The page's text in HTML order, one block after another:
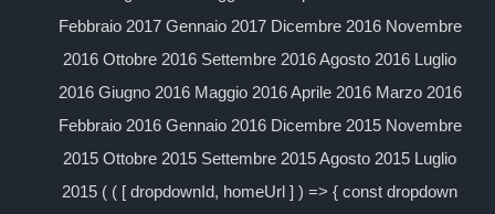
Febbraio 2017 Gennaio 2017 Dicembre 2016 Novembre
2016 Ottobre 2016 Settembre 2016 Agosto 2016 Luglio
2016 Giugno 2016 Maggio 2016 Aprile 2016 Marzo 2016
Febbraio 2016 Gennaio 2016 Dicembre 2015 Novembre
2015 Ottobre 2015 Settembre 2015 Agosto 2015 Luglio
2015 ( ( [ dropdownId, homeUrl ] ) => { const dropdown